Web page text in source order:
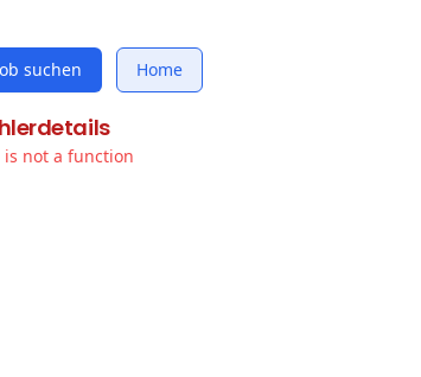
suchen Home
not a function